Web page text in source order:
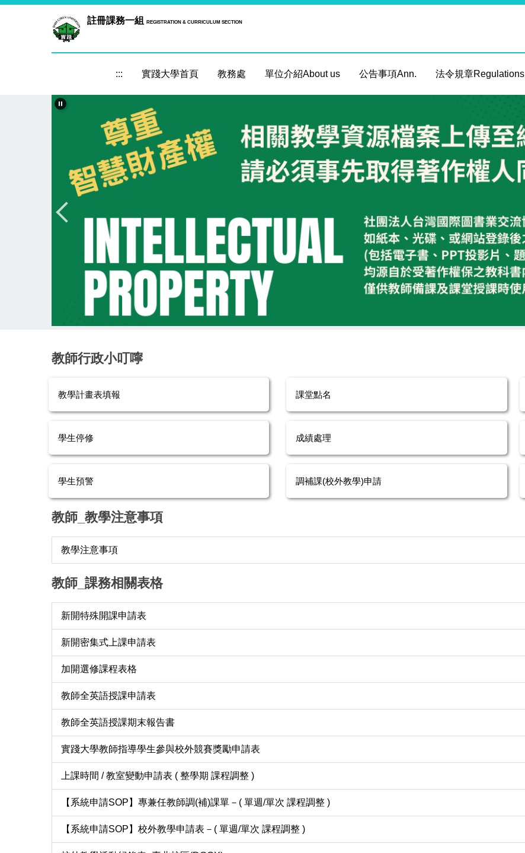
註冊課務一組 REGISTRATION & CURRICULUM SECTION
::: 實踐大學首頁 教務處 單位介紹About us 公告事項Ann. 法令規章Regulations
教師行政小叮嚀
教學計畫表填報 課堂點名
學生停修 成績處理
學生預警 調補課(校外教學)申請
教師_教學注意事項
教學注意事項
教師_課務相關表格
新開特殊開課申請表
新開密集式上課申請表
加開選修課程表格
教師全英語授課申請表
教師全英語授課期末報告書
實踐大學教師指導學生參與校外競賽獎勵申請表
上課時間 / 教室變動申請表 ( 整學期 課程調整 )
【系統申請SOP】專兼任教師調(補)課單－( 單週/單次 課程調整 )
【系統申請SOP】校外教學申請表－( 單週/單次 課程調整 )